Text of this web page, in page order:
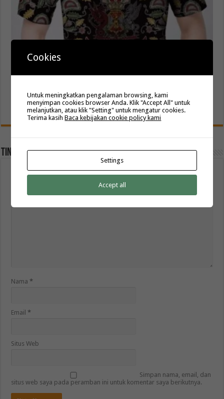
KainBatikBagus Produsen Seragam Batik Terpercaya
Juni 30, 2020
Tinggalkan Balasan
Alamat email Anda tidak akan dipublikasikan. Ruas yang wajib ditandai
Komentar
Nama*
Email*
Situs Web
Simpan nama, email, dan
situs web saya pada peramban ini untuk komentar saya berikutnya.
Cookies
Untuk meningkatkan pengalaman browsing, kami
menyimpan cookies browser Anda. Klik "Accept All" untuk
melanjutkan, atau klik "Setting" untuk mengatur cookies.
Terima kasihBaca kebijakan cookie policy kami
Settings
Accept all